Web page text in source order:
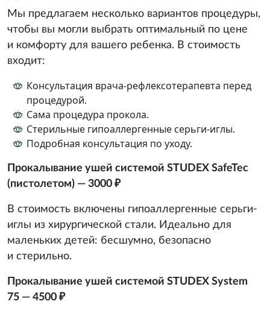
Мы предлагаем несколько вариантов процедуры,
чтобы вы могли выбрать оптимальный по цене
и комфорту для вашего ребенка. В стоимость
входит:
Консультация врача-рефлексотерапевта перед
процедурой.
Сама процедура прокола.
Стерильные гипоаллергенные серьги-иглы.
Подробная консультация по уходу.
Прокалывание ушей системой STUDEX SafeTec
(пистолетом) — 3000 ₽
В стоимость включены гипоаллергенные серьги-
иглы из хирургической стали. Идеально для
маленьких детей: бесшумно, безопасно
и стерильно.
Прокалывание ушей системой STUDEX System
75 — 4500 ₽